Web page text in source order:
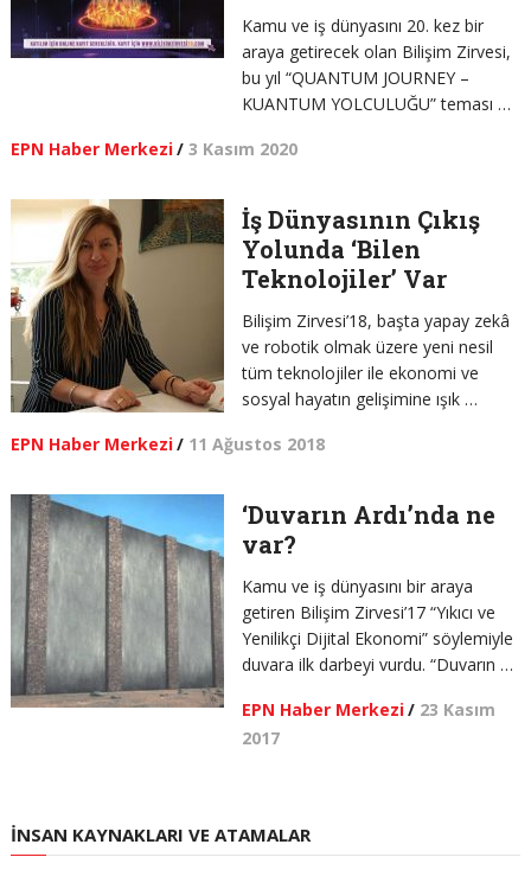
Kamu ve iş dünyasını 20. kez bir
araya getirecek olan Bilişim Zirvesi,
bu yıl “QUANTUM JOURNEY –
KUANTUM YOLCULUĞU” teması …
EPN Haber Merkezi/ 3 Kasım 2020
İş Dünyasının Çıkış
Yolunda ‘Bilen
Teknolojiler’ Var
Bilişim Zirvesi’18, başta yapay zekâ
ve robotik olmak üzere yeni nesil
tüm teknolojiler ile ekonomi ve
sosyal hayatın gelişimine ışık …
EPN Haber Merkezi/ 11 Ağustos 2018
‘Duvarın Ardı’nda ne
var?
Kamu ve iş dünyasını bir araya
getiren Bilişim Zirvesi’17 “Yıkıcı ve
Yenilikçi Dijital Ekonomi” söylemiyle
duvara ilk darbeyi vurdu. “Duvarın …
EPN Haber Merkezi/ 23 Kasım
2017
İNSAN KAYNAKLARI VE ATAMALAR